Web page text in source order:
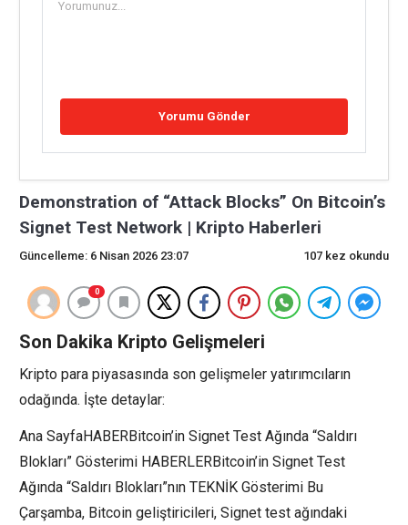
Demonstration of “Attack Blocks” On Bitcoin’s
Signet Test Network | Kripto Haberleri
Güncelleme: 6 Nisan 2026 23:07 107 kez okundu
0
Son Dakika Kripto Gelişmeleri
Kripto para piyasasında son gelişmeler yatırımcıların
odağında. İşte detaylar:
Ana SayfaHABERBitcoin’in Signet Test Ağında “Saldırı
Blokları” Gösterimi HABERLERBitcoin’in Signet Test
Ağında “Saldırı Blokları”nın TEKNİK Gösterimi Bu
Çarşamba, Bitcoin geliştiricileri, Signet test ağındaki